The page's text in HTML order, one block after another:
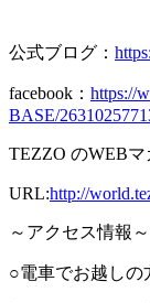
公式ブログ：
facebook： https://
BASE/
TEZZO のWEB
URL:http://
～アクセス情報～
○電車でお越しの